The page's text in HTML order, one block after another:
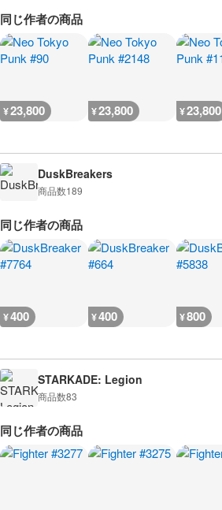
同じ作者の商品
¥23,800 ¥23,800 ¥23,800
DuskBreakers
商品数189
同じ作者の商品
¥400 ¥400 ¥800
STARKADE: Legion
商品数83
同じ作者の商品